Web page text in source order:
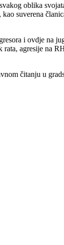
oblika
suverena
i ovdje na
agresije
čitanju u